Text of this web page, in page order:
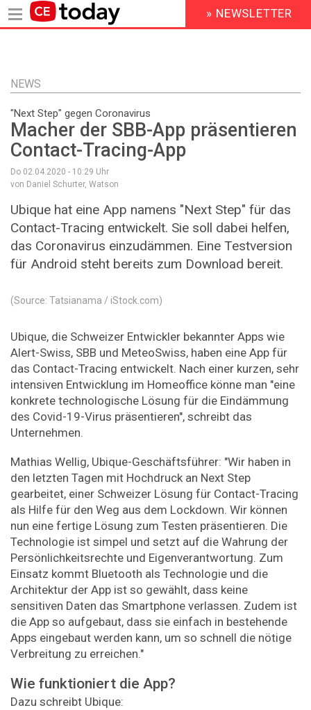
Inhalt
HEADER
MENU
» NEWSLETTER
NEWS
"Next Step" gegen Coronavirus
Macher der SBB-App präsentieren
Contact-Tracing-App
Do 02.04.2020 - 10:29 Uhr
von Daniel Schurter, Watson
Ubique hat eine App namens "Next Step" für das
Contact-Tracing entwickelt. Sie soll dabei helfen,
das Coronavirus einzudämmen. Eine Testversion
für Android steht bereits zum Download bereit.
(Source: Tatsianama / iStock.com)
Ubique, die Schweizer Entwickler bekannter Apps wie
Alert-Swiss, SBB und MeteoSwiss, haben eine App für
das Contact-Tracing entwickelt. Nach einer kurzen, sehr
intensiven Entwicklung im Homeoffice könne man "eine
konkrete technologische Lösung für die Eindämmung
des Covid-19-Virus präsentieren", schreibt das
Unternehmen.
Mathias Wellig, Ubique-Geschäftsführer: "Wir haben in
den letzten Tagen mit Hochdruck an Next Step
gearbeitet, einer Schweizer Lösung für Contact-Tracing
als Hilfe für den Weg aus dem Lockdown. Wir können
nun eine fertige Lösung zum Testen präsentieren. Die
Technologie ist simpel und setzt auf die Wahrung der
Persönlichkeitsrechte und Eigenverantwortung. Zum
Einsatz kommt Bluetooth als Technologie und die
Architektur der App ist so gewählt, dass keine
sensitiven Daten das Smartphone verlassen. Zudem ist
die App so aufgebaut, dass sie einfach in bestehende
Apps eingebaut werden kann, um so schnell die nötige
Verbreitung zu erreichen."
Wie funktioniert die App?
Dazu schreibt Ubique: